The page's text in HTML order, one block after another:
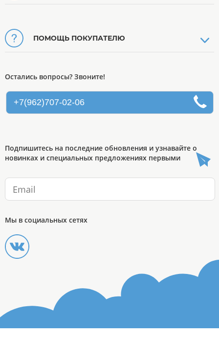
ПОМОЩЬ ПОКУПАТЕЛЮ
Остались вопросы? Звоните!
+7(962)707-02-06
Подпишитесь на последние обновления и узнавайте о
новинках и специальных предложениях первыми
Мы в социальных сетях